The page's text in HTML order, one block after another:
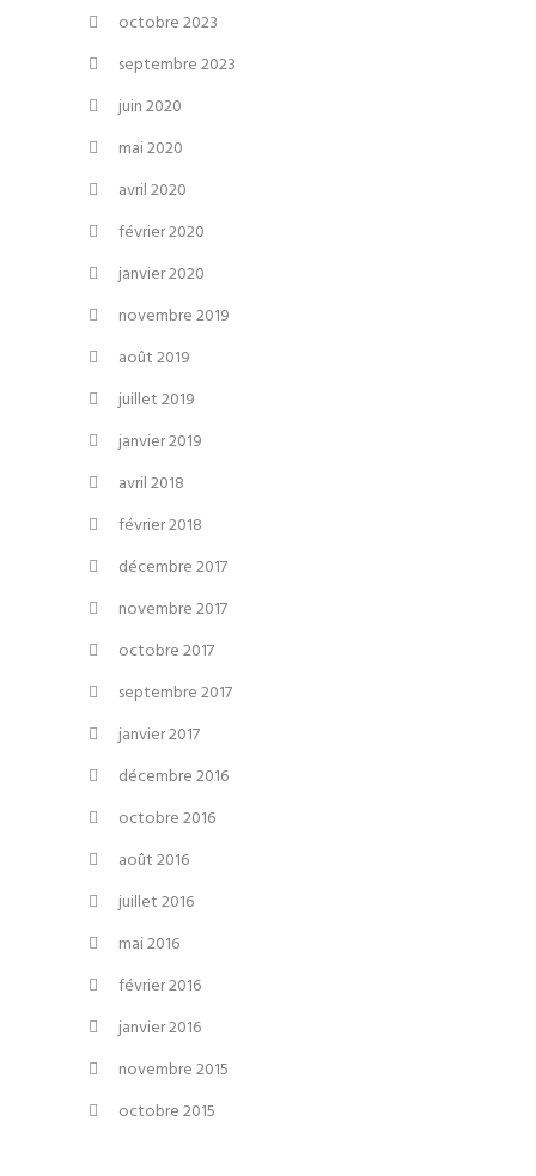
octobre 2023
septembre 2023
juin 2020
mai 2020
avril 2020
février 2020
janvier 2020
novembre 2019
août 2019
juillet 2019
janvier 2019
avril 2018
février 2018
décembre 2017
novembre 2017
octobre 2017
septembre 2017
janvier 2017
décembre 2016
octobre 2016
août 2016
juillet 2016
mai 2016
février 2016
janvier 2016
novembre 2015
octobre 2015